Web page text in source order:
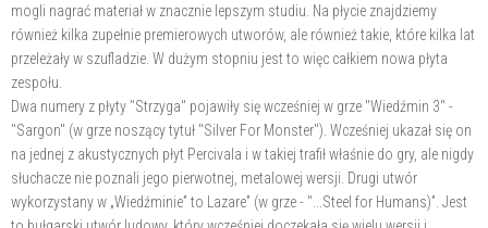
mogli nagrać materiał w znacznie lepszym studiu. Na płycie znajdziemy
również kilka zupełnie premierowych utworów, ale również takie, które kilka lat
przeleżały w szufladzie. W dużym stopniu jest to więc całkiem nowa płyta
zespołu.
Dwa numery z płyty "Strzyga" pojawiły się wcześniej w grze "Wiedźmin 3" -
"Sargon" (w grze noszący tytuł "Silver For Monster"). Wcześniej ukazał się on
na jednej z akustycznych płyt Percivala i w takiej trafił właśnie do gry, ale nigdy
słuchacze nie poznali jego pierwotnej, metalowej wersji. Drugi utwór
wykorzystany w „Wiedźminie” to Lazare” (w grze - "...Steel for Humans)”. Jest